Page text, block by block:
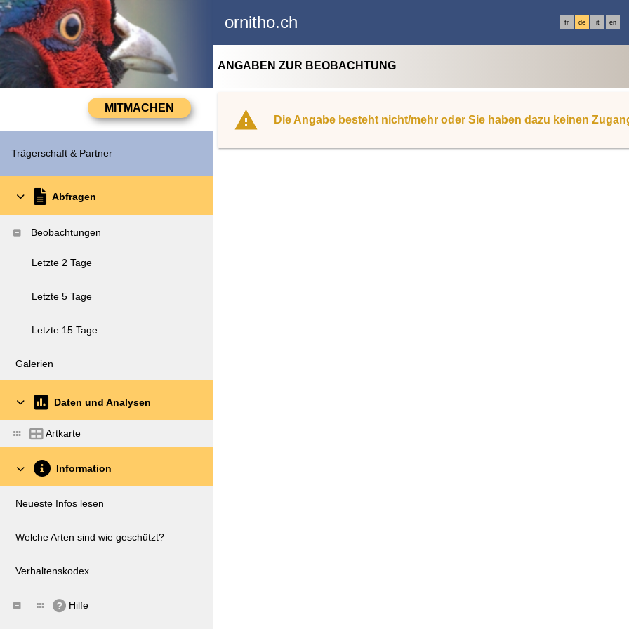
ornitho.ch fr de it en
Trägerschaft & Partner
Abfragen
Beobachtungen
Letzte 2 Tage
Letzte 5 Tage
Letzte 15 Tage
Galerien
Daten und Analysen
Artkarte
Information
Neueste Infos lesen
Welche Arten sind wie geschützt?
Verhaltenskodex
Hilfe
ANGABEN ZUR BEOBACHTUNG
Die Angabe besteht nicht/mehr oder Sie haben dazu keinen